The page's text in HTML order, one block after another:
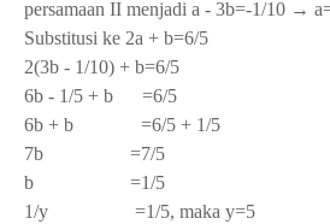
persamaan II menjadi a - 3b=-1/10 →
Substitusi ke 2a + b=6/5
2(3b - 1/10) + b=6/5
6b - 1/5 + b =6/5
6b + b =6/5 + 1/5
7b =7/5
b =1/5
1/y =1/5, maka y=5